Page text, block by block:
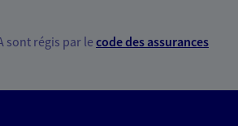
VOUS VOIR NOTRE SITE WEB
sont régis par lecode des assurances